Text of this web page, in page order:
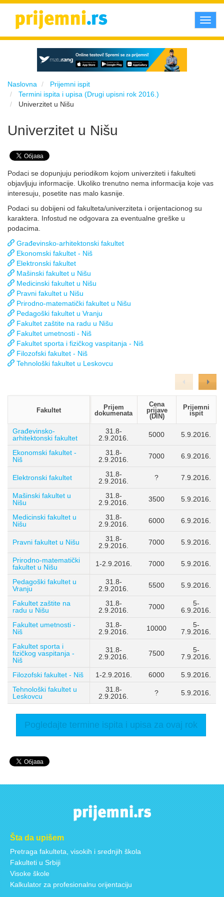
Naslovna
Prijemni ispit
Termini ispita i upisa (Drugi upisni rok 2016.)
Univerzitet u Nišu
Univerzitet u Nišu
Podaci se dopunjuju periodikom kojom univerziteti i fakulteti
objavljuju informacije. Ukoliko trenutno nema informacija koje vas
interesuju, posetite nas malo kasnije.
Podaci su dobijeni od fakulteta/univerziteta i orijentacionog su
karaktera. Infostud ne odgovara za eventualne greške u
podacima.
Građevinsko-arhitektonski fakultet
Ekonomski fakultet - Niš
Elektronski fakultet
Mašinski fakultet u Nišu
Medicinski fakultet u Nišu
Pravni fakultet u Nišu
Prirodno-matematički fakultet u Nišu
Pedagoški fakultet u Vranju
Fakultet zaštite na radu u Nišu
Fakultet umetnosti - Niš
Fakultet sporta i fizičkog vaspitanja - Niš
Filozofski fakultet - Niš
Tehnološki fakultet u Leskovcu
Fakultet
Prijem
dokumenata
Cena
prijave
(DIN)
Prijemni
ispit
Građevinsko-
arhitektonski fakultet
31.8-
2.9.2016.
5000 5.9.2016.
Ekonomski fakultet -
Niš
31.8-
2.9.2016.
7000 6.9.2016.
Elektronski fakultet
31.8-
2.9.2016.
? 7.9.2016.
Mašinski fakultet u
Nišu
31.8-
2.9.2016.
3500 5.9.2016.
Medicinski fakultet u
Nišu
31.8-
2.9.2016.
6000 6.9.2016.
Pravni fakultet u Nišu
31.8-
2.9.2016.
7000 5.9.2016.
Prirodno-matematički
fakultet u Nišu
1-2.9.2016. 7000 5.9.2016.
Pedagoški fakultet u
Vranju
31.8-
2.9.2016.
5500 5.9.2016.
Fakultet zaštite na
radu u Nišu
31.8-
2.9.2016.
7000
5-
6.9.2016.
Fakultet umetnosti -
Niš
31.8-
2.9.2016.
10000
5-
7.9.2016.
Fakultet sporta i
fizičkog vaspitanja -
Niš
31.8-
2.9.2016.
7500
5-
7.9.2016.
Filozofski fakultet - Niš 1-2.9.2016. 6000
5.9.2016.
Tehnološki fakultet u
Leskovcu
31.8-
2.9.2016.
? 5.9.2016.
Pogledajte termine ispita i upisa za ovaj rok
Šta da upišem
Pretraga fakulteta, visokih i srednjih škola
Fakulteti u Srbiji
Visoke škole
Kalkulator za profesionalnu orijentaciju